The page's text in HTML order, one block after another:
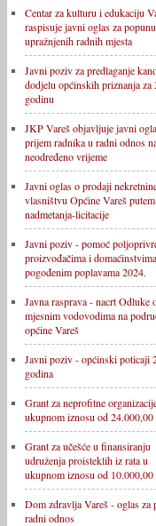
Centar za kulturu i edukaciju
raspisuje javni oglas za popunu
upražnjenih radnih mjesta
Javni poziv za predlaganje
dodjelu općinskih priznanja za
godinu
JKP Vareš objavljuje javni
prijem radnika u radni odnos
neodređeno vrijeme
Javni oglas o prodaji
vlasništvu Općine Vareš
nadmetanja-licitacije
Javni poziv - pomoć
proizvođačima i domaćinstvima
pogođenim poplavama 2024.
Javna rasprava - nacrt Odluke
mjesnim vodovodima na
općine Vareš
Javni poziv - općinski poticaji
godina
Grant za neprofitne
ukupnom iznosu od
Grant za učešće u finansiranju
udruženja proisteklih iz rata u
ukupnom iznosu od
Dom zdravlja Vareš - oglas za
radni odnos